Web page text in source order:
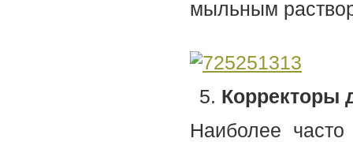
мыльным
Корректоры
Наиболее часто